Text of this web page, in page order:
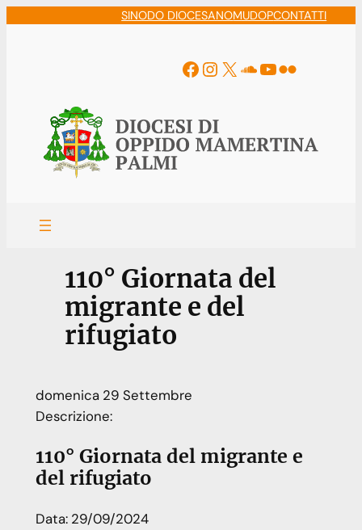
SINODO DIOCESANOMUDOPCONTATTI
Facebook
Instagram
X Soundcloud
YouTube
Flickr
110° Giornata del
migrante e del
rifugiato
domenica 29 Settembre
Descrizione:
110° Giornata del migrante e
del rifugiato
Data: 29/09/2024